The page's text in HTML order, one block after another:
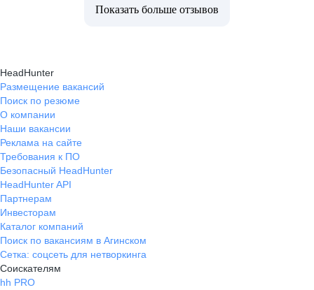
Показать больше отзывов
HeadHunter
Размещение вакансий
Поиск по резюме
О компании
Наши вакансии
Реклама на сайте
Требования к ПО
Безопасный HeadHunter
HeadHunter API
Партнерам
Инвесторам
Каталог компаний
Поиск по вакансиям в Агинском
Сетка: соцсеть для нетворкинга
Соискателям
hh PRO